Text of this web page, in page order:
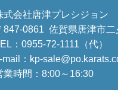
式会社唐津プレシジョン
847-0861 佐賀県唐津市
： 0955-72-1111（代）
mail：kp-
業時間：8:00～16:30